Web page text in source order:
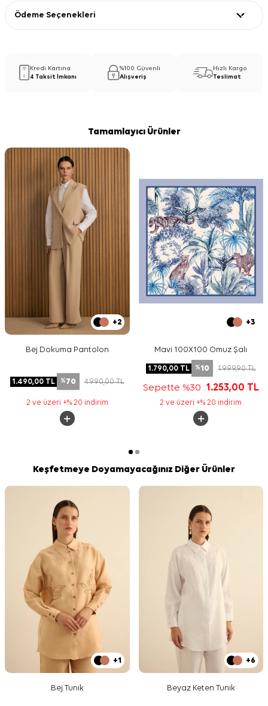
Ödeme Seçenekleri
Kredi Kartına
4 Taksit İmkanı
%100 Güvenli
Alışveriş
Hızlı Kargo
Teslimat
Tamamlayıcı Ürünler
+2
Bej Dokuma Pantolon
1.490,00TL %70 4.990,00TL
2 ve üzeri +% 20 indirim
+3
Mavi 100X100 Omuz Şalı
1.790,00TL %10 1.999,90TL
Sepette %30 1.253,00 TL
2 ve üzeri +% 20 indirim
Keşfetmeye Doyamayacağınız Diğer Ürünler
+1
Bej Tunik
+6
Beyaz Keten Tunik